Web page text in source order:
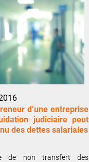
d’une entreprise
judiciaire peut
des dettes salariales
de non transfert des